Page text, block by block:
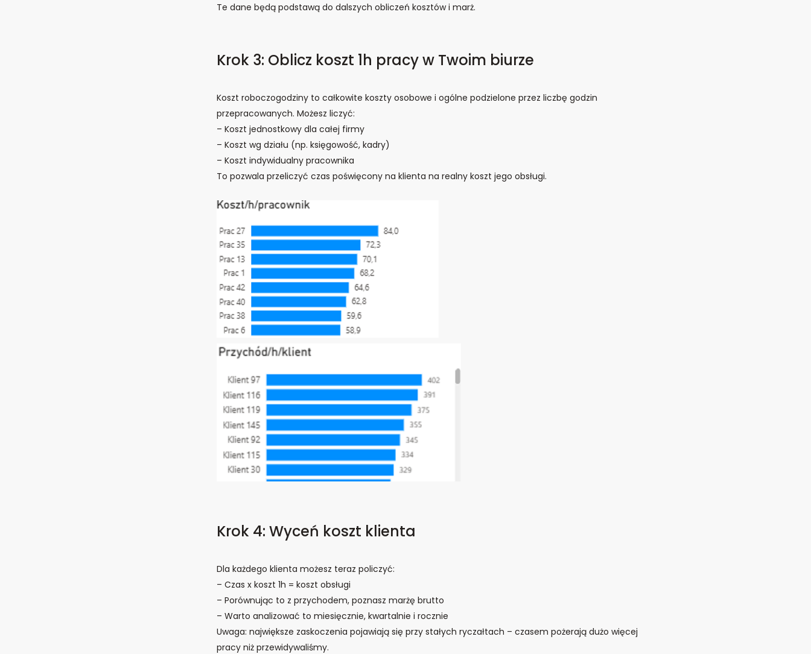
Te dane będą podstawą do dalszych obliczeń kosztów i marż.
Krok 3: Oblicz koszt 1h pracy w Twoim biurze
Koszt roboczogodziny to całkowite koszty osobowe i ogólne podzielone przez liczbę godzin
przepracowanych. Możesz liczyć:
– Koszt jednostkowy dla całej firmy
– Koszt wg działu (np. księgowość, kadry)
– Koszt indywidualny pracownika
To pozwala przeliczyć czas poświęcony na klienta na realny koszt jego obsługi.
Krok 4: Wyceń koszt klienta
Dla każdego klienta możesz teraz policzyć:
– Czas x koszt 1h = koszt obsługi
– Porównując to z przychodem, poznasz marżę brutto
– Warto analizować to miesięcznie, kwartalnie i rocznie
Uwaga: największe zaskoczenia pojawiają się przy stałych ryczałtach – czasem pożerają dużo więcej
pracy niż przewidywaliśmy.